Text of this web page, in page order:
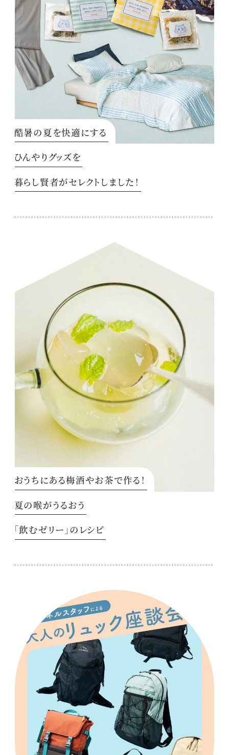
酷暑の夏を快適にする
ひんやりグッズを
暮らし賢者がセレクトしました！
おうちにある梅酒やお茶で作る！
夏の喉がうるおう
「飲むゼリー」のレシピ